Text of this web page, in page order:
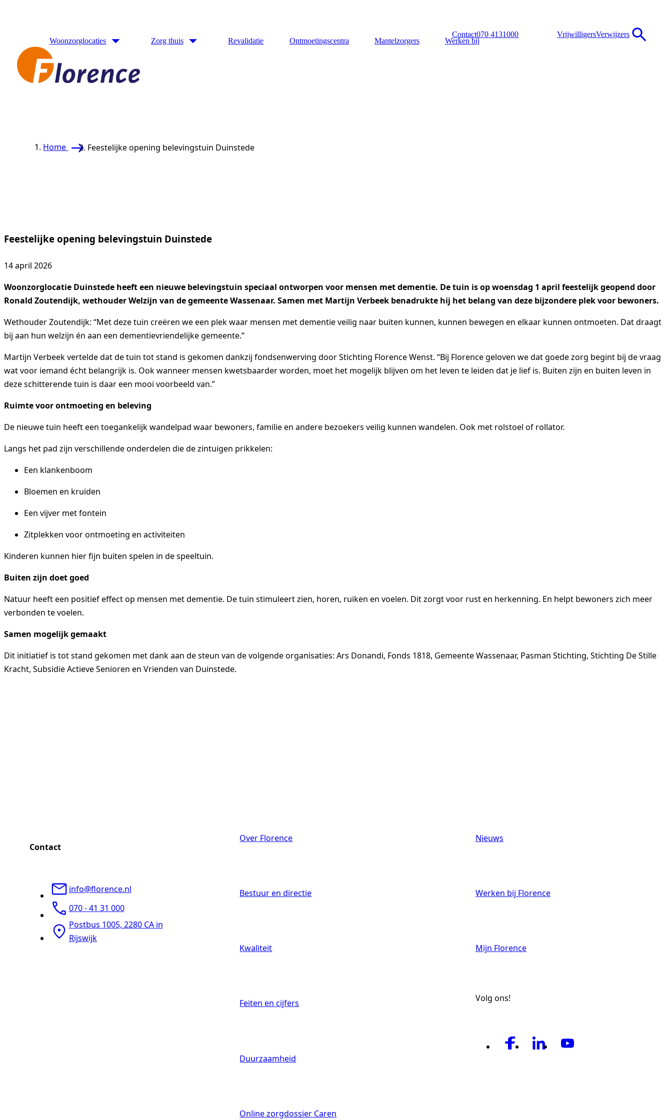
Woonzorglocaties Zorg thuis Revalidatie Ontmoetingscentra Mantelzorgers Werken bij
Contact070 4131000 VrijwilligersVerwijzers
Home Feestelijke opening belevingstuin Duinstede
Feestelijke opening belevingstuin Duinstede
14 april 2026
Woonzorglocatie Duinstede heeft een nieuwe belevingstuin speciaal ontworpen voor mensen met dementie. De tuin is op woensdag 1 april feestelijk geopend door
Ronald Zoutendijk, wethouder Welzijn van de gemeente Wassenaar. Samen met Martijn Verbeek benadrukte hij het belang van deze bijzondere plek voor bewoners.
Wethouder Zoutendijk: “Met deze tuin creëren we een plek waar mensen met dementie veilig naar buiten kunnen, kunnen bewegen en elkaar kunnen ontmoeten. Dat draagt
bij aan hun welzijn én aan een dementievriendelijke gemeente.”
Martijn Verbeek vertelde dat de tuin tot stand is gekomen dankzij fondsenwerving door Stichting Florence Wenst. “Bij Florence geloven we dat goede zorg begint bij de vraag
wat voor iemand écht belangrijk is. Ook wanneer mensen kwetsbaarder worden, moet het mogelijk blijven om het leven te leiden dat je lief is. Buiten zijn en buiten leven in
deze schitterende tuin is daar een mooi voorbeeld van.”
Ruimte voor ontmoeting en beleving
De nieuwe tuin heeft een toegankelijk wandelpad waar bewoners, familie en andere bezoekers veilig kunnen wandelen. Ook met rolstoel of rollator.
Langs het pad zijn verschillende onderdelen die de zintuigen prikkelen:
Een klankenboom
Bloemen en kruiden
Een vijver met fontein
Zitplekken voor ontmoeting en activiteiten
Kinderen kunnen hier fijn buiten spelen in de speeltuin.
Buiten zijn doet goed
Natuur heeft een positief effect op mensen met dementie. De tuin stimuleert zien, horen, ruiken en voelen. Dit zorgt voor rust en herkenning. En helpt bewoners zich meer
verbonden te voelen.
Samen mogelijk gemaakt
Dit initiatief is tot stand gekomen met dank aan de steun van de volgende organisaties: Ars Donandi, Fonds 1818, Gemeente Wassenaar, Pasman Stichting, Stichting De Stille
Kracht, Subsidie Actieve Senioren en Vrienden van Duinstede.
Contact
info@florence.nl
070 - 41 31 000
Postbus 1005, 2280 CA in
Rijswijk
Over Florence
Bestuur en directie
Kwaliteit
Feiten en cijfers
Duurzaamheid
Online zorgdossier Caren
Nieuws
Werken bij Florence
Mijn Florence
Volg ons!